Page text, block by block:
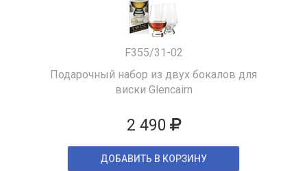
F355/31-02
Подарочный набор из двух бокалов для
виски Glencairn
2 490
ДОБАВИТЬ В КОРЗИНУ